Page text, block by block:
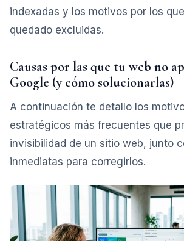
indexadas y los motivos por los
quedado excluidas.
Causas por las que tu web no
Google (y cómo solucionarlas)
A continuación te detallo los
estratégicos más frecuentes que
invisibilidad de un sitio web, junto
inmediatas para corregirlos.